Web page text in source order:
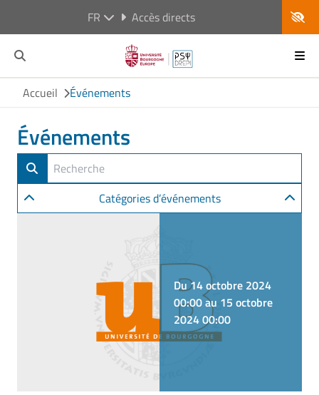
FR Accès directs
Accueil Événements
Événements
Catégories d’événements
Du 14 octobre 2024
00:00 au 15 octobre
2024 00:00